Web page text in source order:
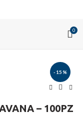
0
-15%
– 100PZ